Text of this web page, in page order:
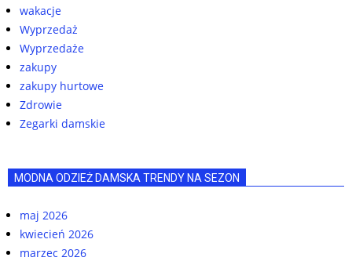
wakacje
Wyprzedaż
Wyprzedaże
zakupy
zakupy hurtowe
Zdrowie
Zegarki damskie
MODNA ODZIEŻ DAMSKA TRENDY NA SEZON
maj 2026
kwiecień 2026
marzec 2026